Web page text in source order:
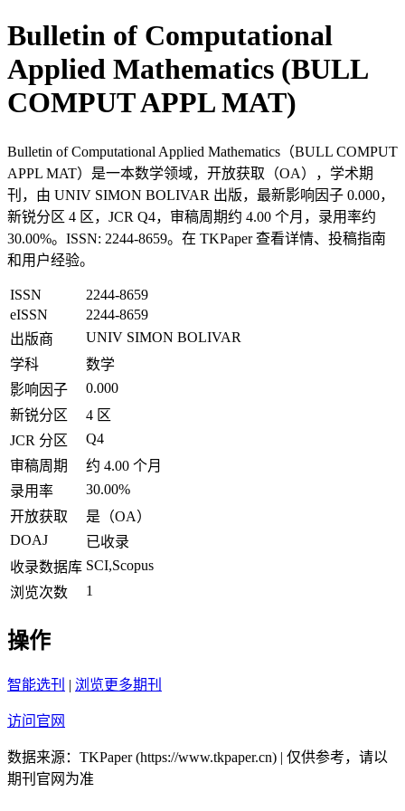
Bulletin of Computational
Applied Mathematics (BULL
COMPUT APPL MAT)
Bulletin of Computational Applied Mathematics（BULL COMPUT
APPL MAT）是一本数学领域，开放获取（OA），学术期
刊，由 UNIV SIMON BOLIVAR 出版，最新影响因子 0.000，
新锐分区 4 区，JCR Q4，审稿周期约 4.00 个月，录用率约
30.00%。ISSN: 2244-8659。在 TKPaper 查看详情、投稿指南
和用户经验。
ISSN
2244-8659
eISSN
2244-8659
出版商
UNIV SIMON BOLIVAR
学科
数学
影响因子
0.000
新锐分区
4 区
JCR 分区
Q4
审稿周期
约 4.00 个月
录用率
30.00%
开放获取
是（OA）
DOAJ
已收录
收录数据库 SCI,Scopus
浏览次数
1
操作
智能选刊 | 浏览更多期刊
访问官网
数据来源：TKPaper (https://www.tkpaper.cn) | 仅供参考，请以
期刊官网为准